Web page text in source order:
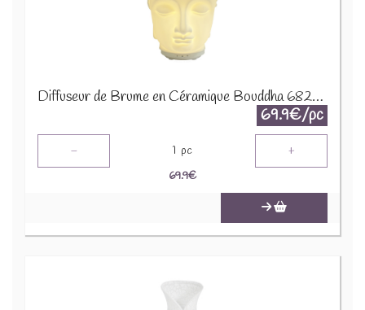
Diffuseur de Brume en Céramique Bouddha 68200
69.9€/pc
- 1 pc +
69.9€